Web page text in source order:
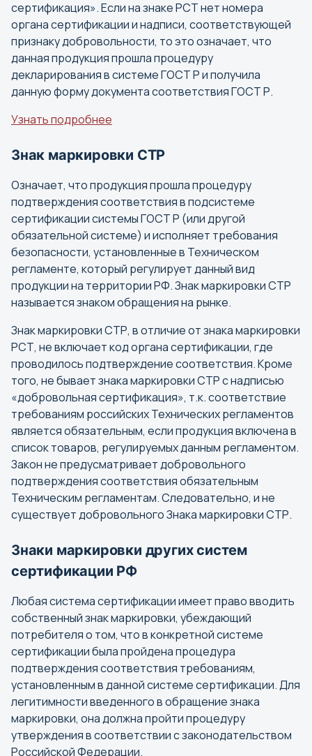
сертификация». Если на знаке РСТ нет номера
органа сертификации и надписи, соответствующей
признаку добровольности, то это означает, что
данная продукция прошла процедуру
декларирования в системе ГОСТ Р и получила
данную форму документа соответствия ГОСТ Р.
Узнать подробнее
Знак маркировки СТР
Означает, что продукция прошла процедуру
подтверждения соответствия в подсистеме
сертификации системы ГОСТ Р (или другой
обязательной системе) и исполняет требования
безопасности, установленные в Техническом
регламенте, который регулирует данный вид
продукции на территории РФ. Знак маркировки СТР
называется знаком обращения на рынке.
Знак маркировки СТР, в отличие от знака маркировки
РСТ, не включает код органа сертификации, где
проводилось подтверждение соответствия. Кроме
того, не бывает знака маркировки СТР с надписью
«добровольная сертификация», т.к. соответствие
требованиям российских Технических регламентов
является обязательным, если продукция включена в
список товаров, регулируемых данным регламентом.
Закон не предусматривает добровольного
подтверждения соответствия обязательным
Техническим регламентам. Следовательно, и не
существует добровольного Знака маркировки СТР.
Знаки маркировки других систем
сертификации РФ
Любая система сертификации имеет право вводить
собственный знак маркировки, убеждающий
потребителя о том, что в конкретной системе
сертификации была пройдена процедура
подтверждения соответствия требованиям,
установленным в данной системе сертификации. Для
легитимности введенного в обращение знака
маркировки, она должна пройти процедуру
утверждения в соответствии с законодательством
Российской Федерации.